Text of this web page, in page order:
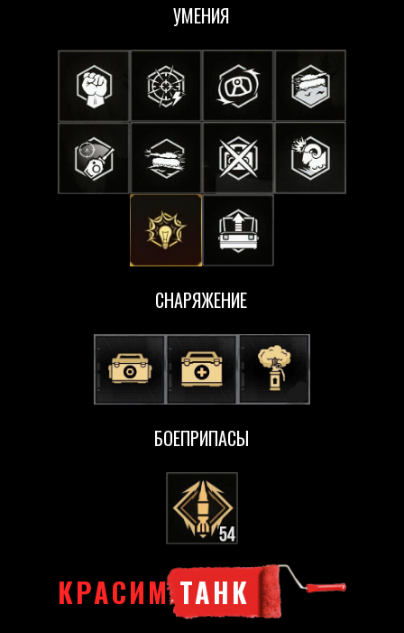
УМЕНИЯ
СНАРЯЖЕНИЕ
БОЕПРИПАСЫ
КРАСИМТАНК